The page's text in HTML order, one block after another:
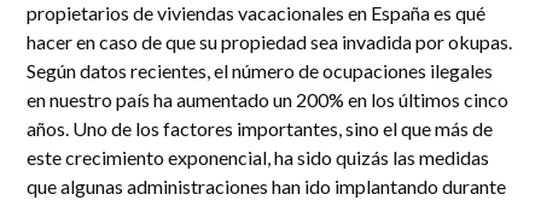
propietarios de viviendas vacacionales en España es qué
hacer en caso de que su propiedad sea invadida por okupas.
Según datos recientes, el número de ocupaciones ilegales
en nuestro país ha aumentado un 200% en los últimos cinco
años. Uno de los factores importantes, sino el que más de
este crecimiento exponencial, ha sido quizás las medidas
que algunas administraciones han ido implantando durante